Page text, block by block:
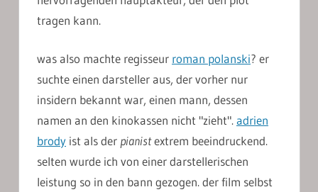
tragen kann.
was also machte regisseur roman polanski? er
suchte einen darsteller aus, der vorher nur
insidern bekannt war, einen mann, dessen
namen an den kinokassen nicht "zieht".adrien
brody ist als der pianistextrem beeindruckend.
selten wurde ich von einer darstellerischen
leistung so in den bann gezogen. der film selbst